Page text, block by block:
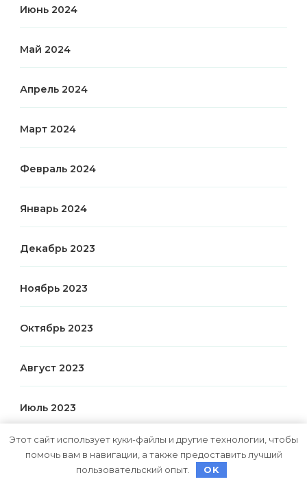
Июнь 2024
Май 2024
Апрель 2024
Март 2024
Февраль 2024
Январь 2024
Декабрь 2023
Ноябрь 2023
Октябрь 2023
Август 2023
Июль 2023
Этот сайт использует куки-файлы и другие технологии, чтобы
помочь вам в навигации, а также предоставить лучший
пользовательский опыт.
OK